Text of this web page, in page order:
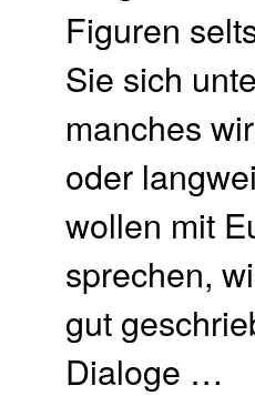
Figuren
Sie sich
manches
oder
wollen mit
sprechen,
gut
Dialoge …